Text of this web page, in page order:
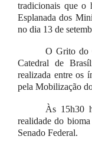
tradicionais que o
Esplanada dos
no dia 13 de
O Grito do
Catedral de
realizada entre os
pela Mobilização
Às 15h30
realidade do
Senado Federal.